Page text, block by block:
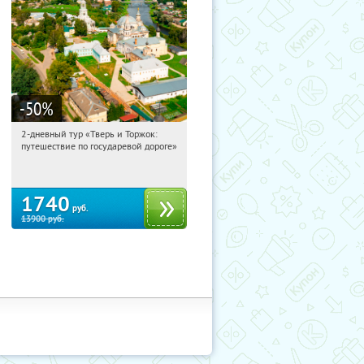
-50%
20:37:04 Купили:
2-дневный тур «Тверь и Торжок:
путешествие по государевой дороге»
1740 руб.
13900руб.